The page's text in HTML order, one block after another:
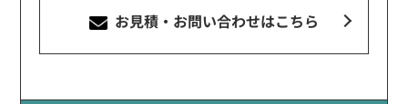
お見積・お問い合わせはこちら